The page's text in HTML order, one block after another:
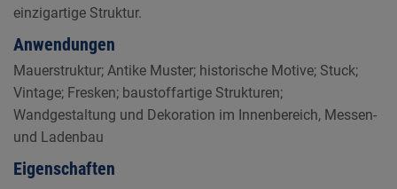
einzigartige Struktur.
Anwendungen
Mauerstruktur; Antike Muster; historische Motive; Stuck;
Vintage; Fresken; baustoffartige Strukturen;
Wandgestaltung und Dekoration im Innenbereich, Messen-
und Ladenbau
Eigenschaften